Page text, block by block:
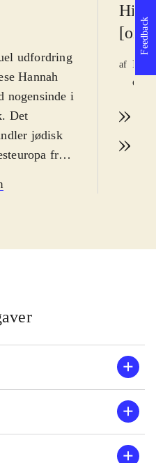
udfordring
Hannah
nogensinde i
Det
jødisk
fra
afsluttes
sin
kan
!.
af
d.
Feedback